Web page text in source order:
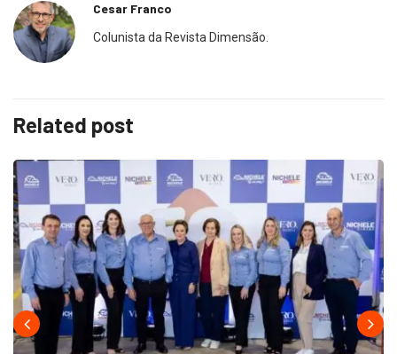
Cesar Franco
Colunista da Revista Dimensão.
Related post